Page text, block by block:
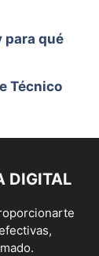
para qué
Técnico
DIGITAL